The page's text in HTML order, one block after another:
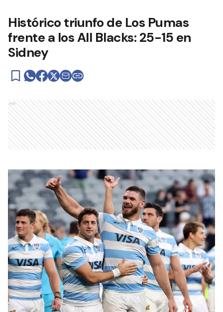
Histórico triunfo de Los Pumas
frente a los All Blacks: 25-15 en
Sidney
Ads